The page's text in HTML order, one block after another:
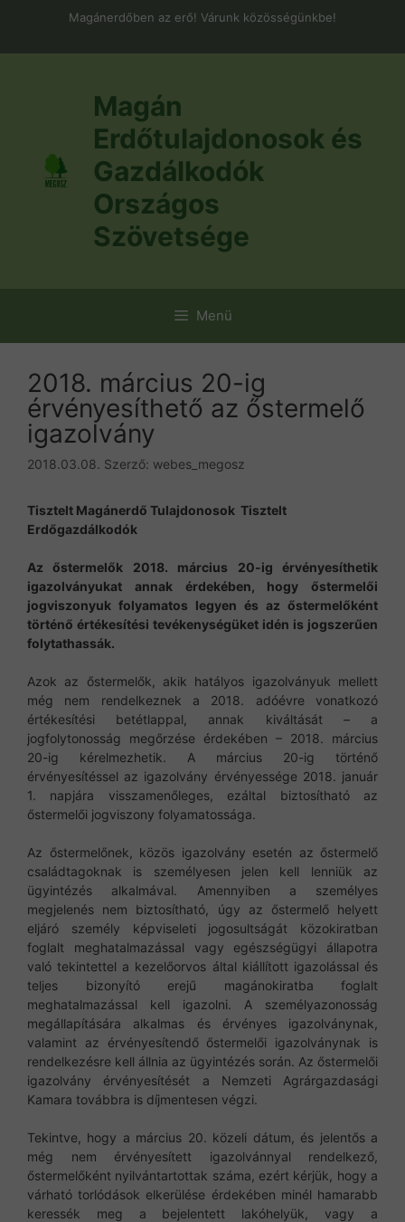
Magánerdőben az erő! Várunk közösségünkbe!
Magán
Erdőtulajdonosok és
Gazdálkodók
Országos
Szövetsége
Menü
2018. március 20-ig
érvényesíthető az őstermelő
igazolvány
2018.03.08. Szerző: webes_megosz
Tisztelt Magánerdő Tulajdonosok Tisztelt
Erdőgazdálkodók
Az őstermelők 2018. március 20-ig érvényesíthetik
igazolványukat annak érdekében, hogy őstermelői
jogviszonyuk folyamatos legyen és az őstermelőként
történő értékesítési tevékenységüket idén is jogszerűen
folytathassák.
Azok az őstermelők, akik hatályos igazolványuk mellett
még nem rendelkeznek a 2018. adóévre vonatkozó
értékesítési betétlappal, annak kiváltását – a
jogfolytonosság megőrzése érdekében – 2018. március
20-ig kérelmezhetik. A március 20-ig történő
érvényesítéssel az igazolvány érvényessége 2018. január
1. napjára visszamenőleges, ezáltal biztosítható az
őstermelői jogviszony folyamatossága.
Az őstermelőnek, közös igazolvány esetén az őstermelő
családtagoknak is személyesen jelen kell lenniük az
ügyintézés alkalmával. Amennyiben a személyes
megjelenés nem biztosítható, úgy az őstermelő helyett
eljáró személy képviseleti jogosultságát közokiratban
foglalt meghatalmazással vagy egészségügyi állapotra
való tekintettel a kezelőorvos által kiállított igazolással és
teljes bizonyító erejű magánokiratba foglalt
meghatalmazással kell igazolni. A személyazonosság
megállapítására alkalmas és érvényes igazolványnak,
valamint az érvényesítendő őstermelői igazolványnak is
rendelkezésre kell állnia az ügyintézés során. Az őstermelői
igazolvány érvényesítését a Nemzeti Agrárgazdasági
Kamara továbbra is díjmentesen végzi.
Tekintve, hogy a március 20. közeli dátum, és jelentős a
még nem érvényesített igazolvánnyal rendelkező,
őstermelőként nyilvántartottak száma, ezért kérjük, hogy a
várható torlódások elkerülése érdekében minél hamarabb
keressék meg a bejelentett lakóhelyük, vagy a